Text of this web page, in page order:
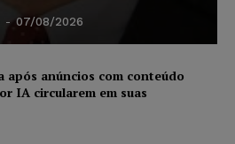
- 07/08/2026
após anúncios com conteúdo
IA circularem em suas